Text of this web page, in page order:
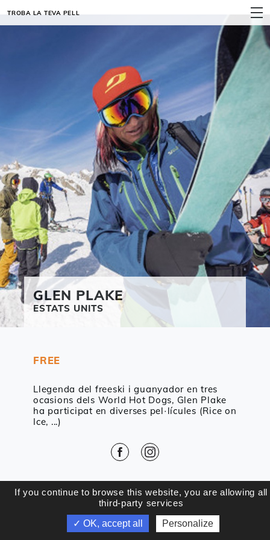
MENÚ
TROBA LA TEVA PELL
GLEN PLAKE
ESTATS UNITS
FREE
Llegenda del freeski i guanyador en tres
ocasions dels World Hot Dogs, Glen Plake
ha participat en diverses pel·lícules (Rice on
Ice, ...)
ENRERE
If you continue to browse this website, you are allowing all
third-party services
✓ OK, accept all
Personalize